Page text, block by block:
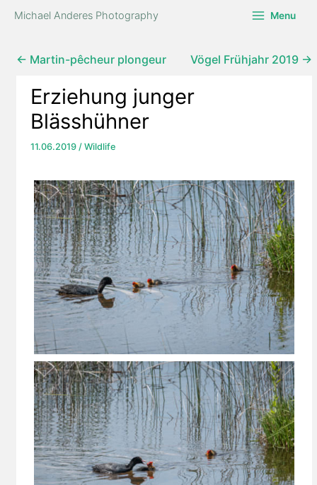
Inhalt
Michael Anderes Photography Menu
← Martin-pêcheur plongeur Vögel Frühjahr 2019 →
Erziehung junger
Blässhühner
11.06.2019 / Wildlife